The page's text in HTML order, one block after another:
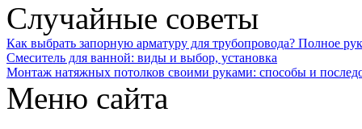
Случайные советы
Как выбрать запорную арматуру для трубопровода? Полное
Смеситель для ванной: виды и выбор, установка
Монтаж натяжных потолков своими руками: способы и
Меню сайта